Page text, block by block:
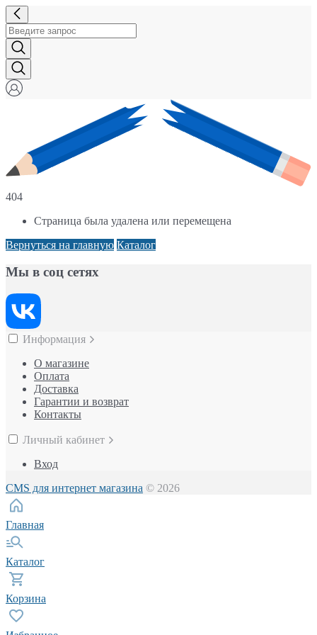
404
Страница была удалена или перемещена
Вернуться на главную Каталог
Мы в соц сетях
Информация
О магазине
Оплата
Доставка
Гарантии и возврат
Контакты
Личный кабинет
Вход
CMS для интернет магазина © 2026
Главная
Каталог
Корзина